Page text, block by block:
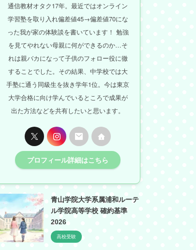
通信教材オタク17年。最近ではオンライン
学習塾を取り入れ偏差値45→偏差値70にな
った我が家の体験談を書いています！ 勉強
を見てやれない母親に何ができるのか…そ
れは親バカになって子供のフォロー役に徹
することでした。その結果、中学校では大
手塾に通う同級生を抜き学年1位。今は東京
大学合格に向け学んでいるところで成果が
出た方法などを共有したいと思います。
プロフィール詳細はこちら
青山学院大学系属浦和ルーテ
ル学院高等学校 確約基準
2026
高校受験